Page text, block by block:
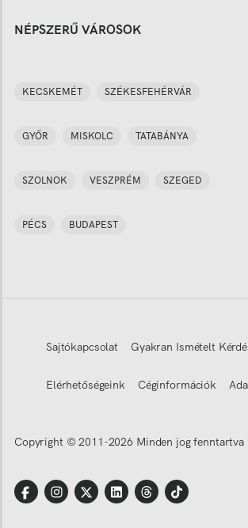
NÉPSZERŰ VÁROSOK
KECSKEMÉT SZÉKESFEHÉRVÁR
GYŐR MISKOLC TATABÁNYA
SZOLNOK VESZPRÉM SZEGED
PÉCS BUDAPEST
Sajtókapcsolat Gyakran Ismételt
Elérhetőségeink Céginformációk
Copyright © 2011-2026 Minden jog fenntartva